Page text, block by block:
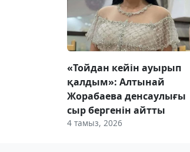
«Тойдан кейін ауырып
қалдым»: Алтынай
Жорабаева денсаулығы
сыр бергенін айтты
4 тамыз, 2026